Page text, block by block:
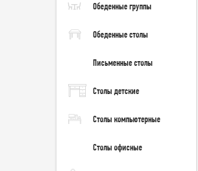
Обеденные группы
Обеденные столы
Письменные столы
Столы детские
Столы компьютерные
Столы офисные